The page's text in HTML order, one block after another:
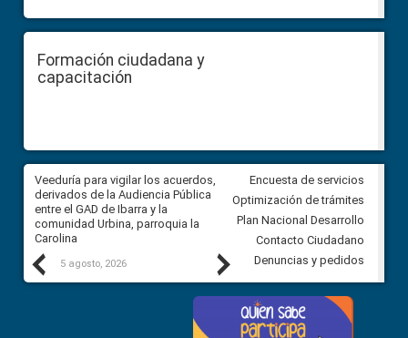
Formación ciudadana y
capacitación
Previous
Veeduría para vigilar los acuerdos,
derivados de la Audiencia Pública
entre el GAD de Ibarra y la
comunidad Urbina, parroquia la
Carolina
5 agosto, 2026
CPCCS convoca a Veeduría
Ciudadana para vigilar el
5 agosto, 2026
Next
Encuesta de servicios
Optimización de trámites
Plan Nacional Desarrollo
Contacto Ciudadano
Denuncias y pedidos